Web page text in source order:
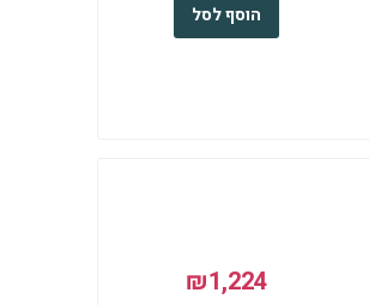
הוסף לסל
₪1,224